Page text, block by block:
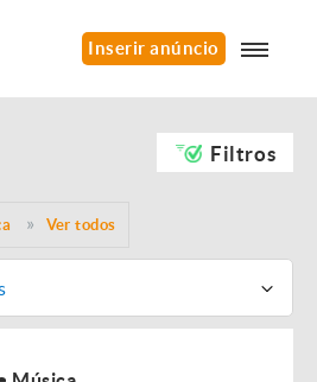
Inserir anúncio
Filtros
Ver todos